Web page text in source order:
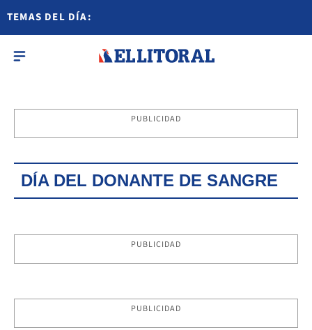
TEMAS DEL DÍA:
PUBLICIDAD
DÍA DEL DONANTE DE SANGRE
PUBLICIDAD
PUBLICIDAD